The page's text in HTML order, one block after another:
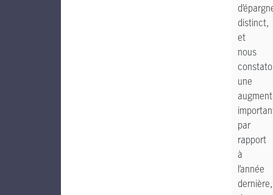
distinct,
et
nous
une
par
rapport
à
l’année
dernière,